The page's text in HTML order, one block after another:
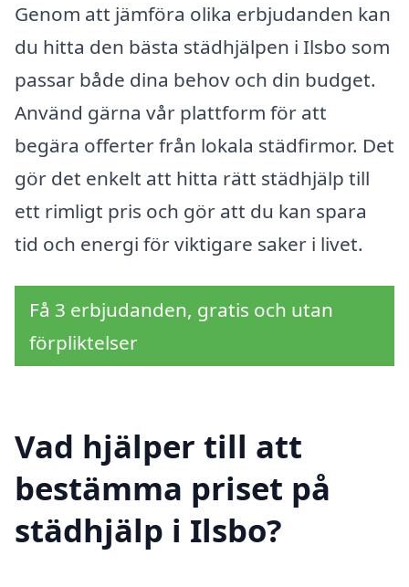
Genom att jämföra olika erbjudanden kan
du hitta den bästa städhjälpen i Ilsbo som
passar både dina behov och din budget.
Använd gärna vår plattform för att
begära offerter från lokala städfirmor. Det
gör det enkelt att hitta rätt städhjälp till
ett rimligt pris och gör att du kan spara
tid och energi för viktigare saker i livet.
Få 3 erbjudanden, gratis och utan
förpliktelser
Vad hjälper till att
bestämma priset på
städhjälp i Ilsbo?